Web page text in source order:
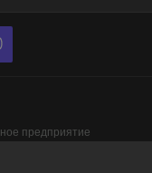
предприятие